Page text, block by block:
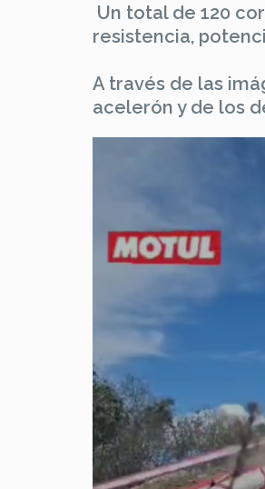
Un total de 120
resistencia,
A través de las
acelerón y de los